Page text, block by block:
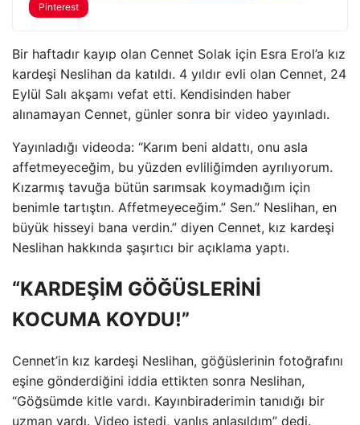
Pinterest
Bir haftadır kayıp olan Cennet Solak için Esra Erol’a kız
kardeşi Neslihan da katıldı. 4 yıldır evli olan Cennet, 24
Eylül Salı akşamı vefat etti. Kendisinden haber
alınamayan Cennet, günler sonra bir video yayınladı.
Yayınladığı videoda: “Karım beni aldattı, onu asla
affetmeyeceğim, bu yüzden evliliğimden ayrılıyorum.
Kızarmış tavuğa bütün sarımsak koymadığım için
benimle tartıştın. Affetmeyeceğim.” Sen.” Neslihan, en
büyük hisseyi bana verdin.” diyen Cennet, kız kardeşi
Neslihan hakkında şaşırtıcı bir açıklama yaptı.
“KARDEŞİM GÖĞÜSLERİNİ
KOCUMA KOYDU!”
Cennet’in kız kardeşi Neslihan, göğüslerinin fotoğrafını
eşine gönderdiğini iddia ettikten sonra Neslihan,
“Göğsümde kitle vardı. Kayınbiraderimin tanıdığı bir
uzman vardı. Video istedi, yanlış anlaşıldım” dedi.